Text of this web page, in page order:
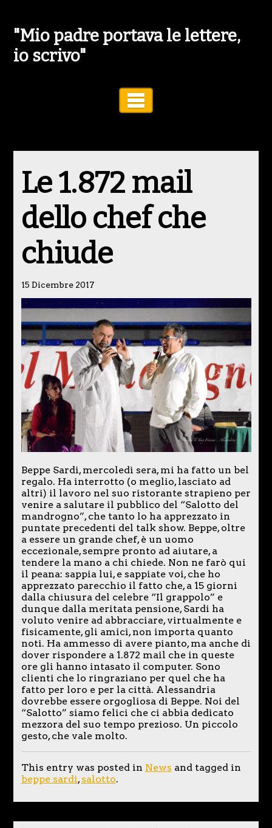
"Mio padre portava le lettere,
io scrivo"
Le 1.872 mail
dello chef che
chiude
15 Dicembre 2017
Beppe Sardi, mercoledì sera, mi ha fatto un bel
regalo. Ha interrotto (o meglio, lasciato ad
altri) il lavoro nel suo ristorante strapieno per
venire a salutare il pubblico del “Salotto del
mandrogno”, che tanto lo ha apprezzato in
puntate precedenti del talk show. Beppe, oltre
a essere un grande chef, è un uomo
eccezionale, sempre pronto ad aiutare, a
tendere la mano a chi chiede. Non ne farò qui
il peana: sappia lui, e sappiate voi, che ho
apprezzato parecchio il fatto che, a 15 giorni
dalla chiusura del celebre “Il grappolo” e
dunque dalla meritata pensione, Sardi ha
voluto venire ad abbracciare, virtualmente e
fisicamente, gli amici, non importa quanto
noti. Ha ammesso di avere pianto, ma anche di
dover rispondere a 1.872 mail che in queste
ore gli hanno intasato il computer. Sono
clienti che lo ringraziano per quel che ha
fatto per loro e per la città. Alessandria
dovrebbe essere orgogliosa di Beppe. Noi del
“Salotto” siamo felici che ci abbia dedicato
mezzora del suo tempo prezioso. Un piccolo
gesto, che vale molto.
This entry was posted in News and tagged in
beppe sardi,salotto.